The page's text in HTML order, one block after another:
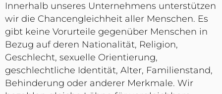
Innerhalb unseres Unternehmens unterstützen
wir die Chancengleichheit aller Menschen. Es
gibt keine Vorurteile gegenüber Menschen in
Bezug auf deren Nationalität, Religion,
Geschlecht, sexuelle Orientierung,
geschlechtliche Identität, Alter, Familienstand,
Behinderung oder anderer Merkmale. Wir